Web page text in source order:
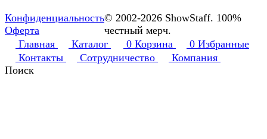
Конфиденциальность
Оферта
© 2002-2026 ShowStaff. 100%
честный мерч.
Главная
Каталог 0 Корзина 0 Избранные
Контакты
Сотрудничество
Компания
Поиск